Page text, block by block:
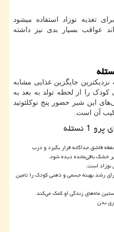
تغذیه نوزاد استفاده میشود
عواقب بسیار بدی نیز داشته
ام ای پرو 1 نستله نزدیکترین جایگزین غذایی مشابه
کودک را از لحظه تولد به بعد به
این شیر حضور پنج نوکلئوتید
آن است.
قاشق جداگانه قرار بگیرد و درب
خشک باقی‌مانده دیده شود.
نوزاد است.
رشد بهینه جسمی و ذهنی کودک را تامین
ماه‌های زندگی او کمک می‌کند.
بدن